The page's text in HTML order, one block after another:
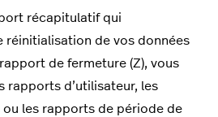
récapitulatif qui
réinitialisation de vos données
de fermeture (Z), vous
rapports d’utilisateur, les
les rapports de période de